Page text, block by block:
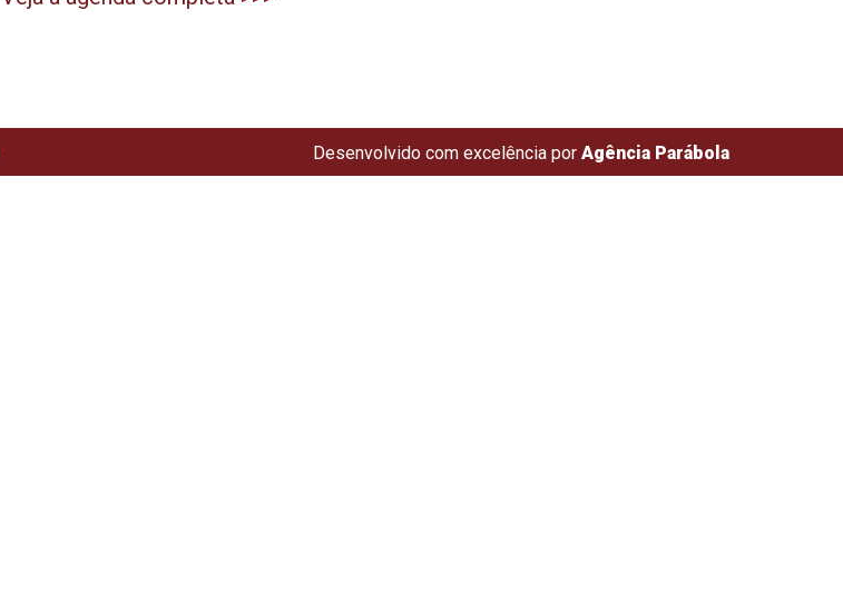
Desenvolvido com excelência por Agência Parábola